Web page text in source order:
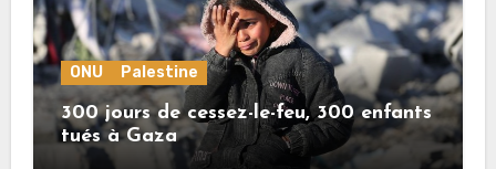
ONU Palestine
300 jours de cessez-le-feu, 300 enfants
tués à Gaza